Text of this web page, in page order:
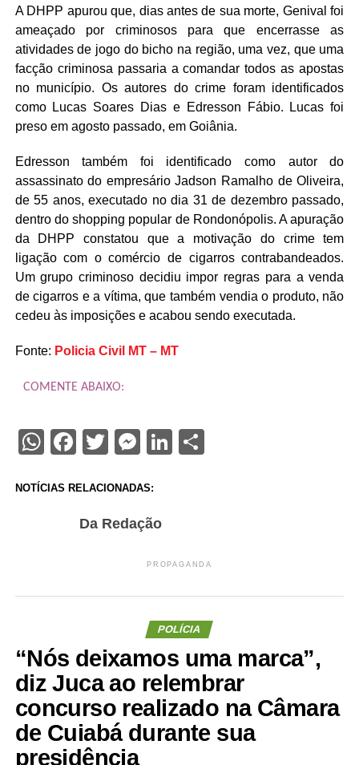
A DHPP apurou que, dias antes de sua morte, Genival foi
ameaçado por criminosos para que encerrasse as
atividades de jogo do bicho na região, uma vez, que uma
facção criminosa passaria a comandar todos as apostas
no município. Os autores do crime foram identificados
como Lucas Soares Dias e Edresson Fábio. Lucas foi
preso em agosto passado, em Goiânia.
Edresson também foi identificado como autor do
assassinato do empresário Jadson Ramalho de Oliveira,
de 55 anos, executado no dia 31 de dezembro passado,
dentro do shopping popular de Rondonópolis. A apuração
da DHPP constatou que a motivação do crime tem
ligação com o comércio de cigarros contrabandeados.
Um grupo criminoso decidiu impor regras para a venda
de cigarros e a vítima, que também vendia o produto, não
cedeu às imposições e acabou sendo executada.
Fonte: Policia Civil MT – MT
COMENTE ABAIXO:
WhatsApp
Facebook
Twitter
Messenger
LinkedIn
Share
NOTÍCIAS RELACIONADAS:
Da Redação
PROPAGANDA
POLÍCIA
“Nós deixamos uma marca”,
diz Juca ao relembrar
concurso realizado na Câmara
de Cuiabá durante sua
presidência